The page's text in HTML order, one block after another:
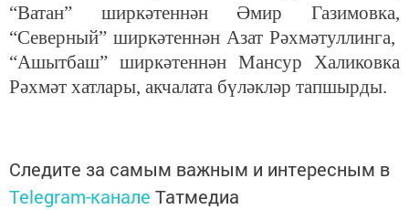
“Ватан” ширкәтеннән Әмир Газимовка,
“Северный” ширкәтеннән Азат Рәхмәтуллинга,
“Ашытбаш” ширкәтеннән Мансур Халиковка
Рәхмәт хатлары, акчалата бүләкләр тапшырды.
Следите за самым важным и интересным в
Telegram-канале Татмедиа